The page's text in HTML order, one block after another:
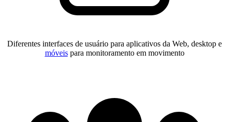
Diferentes interfaces de usuário para aplicativos da Web, desktop e
móveispara monitoramento em movimento